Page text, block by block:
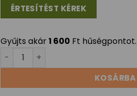
Gyűjts akár1 600 Ft hűségpontot.
35x120cm egyszínű zuzmó kép
KOSÁRBA